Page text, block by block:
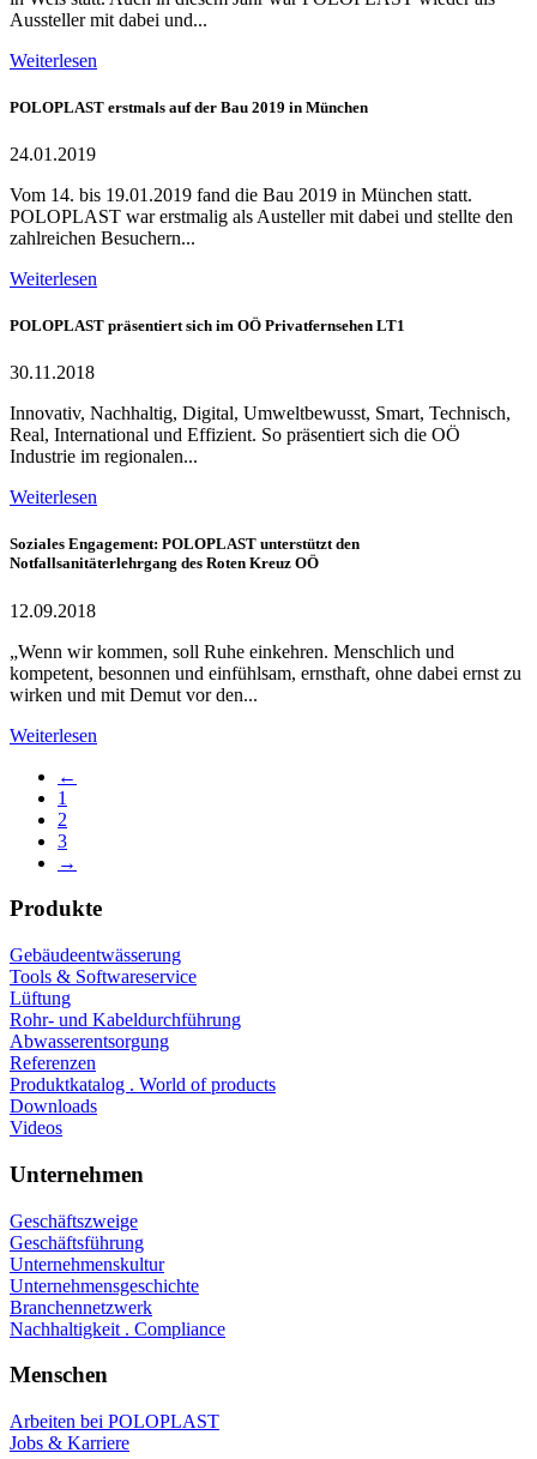
Aussteller mit dabei und...
Weiterlesen
POLOPLAST erstmals auf der Bau 2019 in München
24.01.2019
Vom 14. bis 19.01.2019 fand die Bau 2019 in München statt.
POLOPLAST war erstmalig als Austeller mit dabei und stellte den
zahlreichen Besuchern...
Weiterlesen
POLOPLAST präsentiert sich im OÖ Privatfernsehen LT1
30.11.2018
Innovativ, Nachhaltig, Digital, Umweltbewusst, Smart, Technisch,
Real, International und Effizient. So präsentiert sich die OÖ
Industrie im regionalen...
Weiterlesen
Soziales Engagement: POLOPLAST unterstützt den
Notfallsanitäterlehrgang des Roten Kreuz OÖ
12.09.2018
„Wenn wir kommen, soll Ruhe einkehren. Menschlich und
kompetent, besonnen und einfühlsam, ernsthaft, ohne dabei ernst zu
wirken und mit Demut vor den...
Weiterlesen
←
1
2
3
→
Produkte
Gebäudeentwässerung
Tools & Softwareservice
Lüftung
Rohr- und Kabeldurchführung
Abwasserentsorgung
Referenzen
Produktkatalog . World of products
Downloads
Videos
Unternehmen
Geschäftszweige
Geschäftsführung
Unternehmenskultur
Unternehmensgeschichte
Branchennetzwerk
Nachhaltigkeit . Compliance
Menschen
Arbeiten bei POLOPLAST
Jobs & Karriere